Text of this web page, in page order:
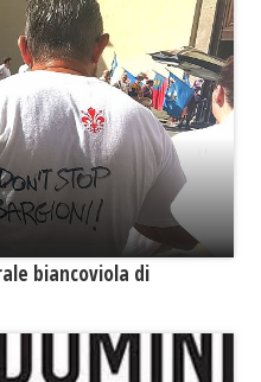
biancoviola di